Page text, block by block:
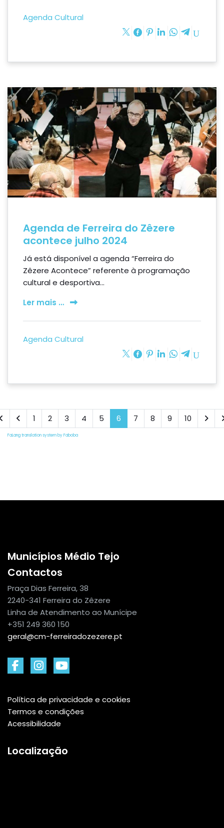
Agenda Cultural
Agenda de Ferreira do Zêzere
acontece julho 2024
Já está disponível a agenda “Ferreira do
Zêzere Acontece” referente à programação
cultural e desportiva...
Ler mais …
Agenda Cultural
1 2 3 4 5 6 7 8 9 10
FaLang translation system by Faboba
Municípios Médio Tejo
Contactos
Praça Dias Ferreira, 38
2240-341 Ferreira do Zêzere
Linha de Atendimento ao Munícipe
+351 249 360 150
geral@cm-ferreiradozezere.pt
Política de privacidade e cookies
Termos e condições
Acessibilidade
Localização